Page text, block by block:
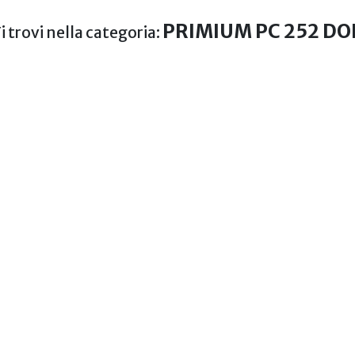
trovi nella categoria: PRIMIUM PC 252